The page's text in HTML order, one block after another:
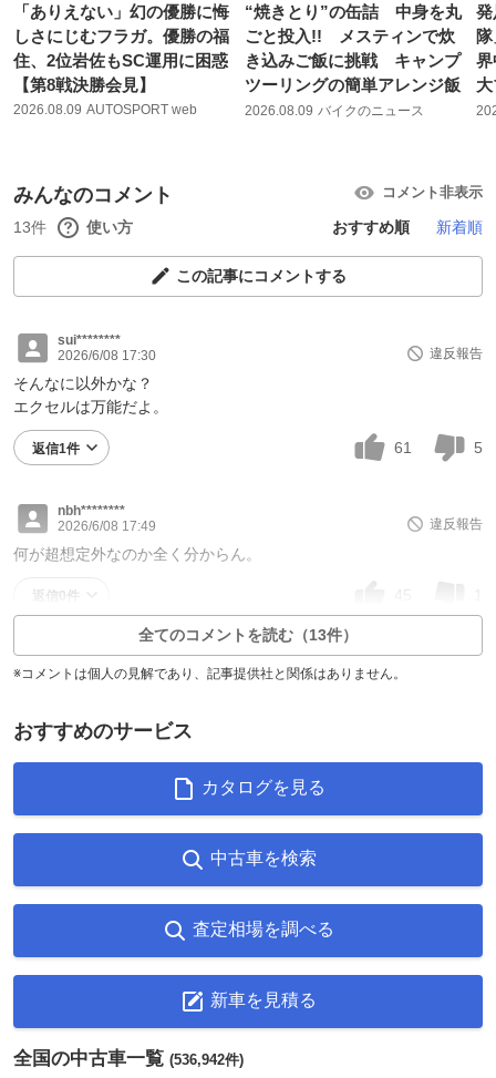
「ありえない」幻の優勝に悔
しさにじむフラガ。優勝の福
住、2位岩佐もSC運用に困惑
【第8戦決勝会見】
2026.08.09 AUTOSPORT web
“焼きとり”の缶詰 中身を丸
ごと投入!! メスティンで炊
き込みご飯に挑戦 キャンプ
ツーリングの簡単アレンジ飯
2026.08.09 バイクのニュース
発
みんなのコメント コメント非表示
13件 使い方 おすすめ順 新着順
この記事にコメントする
sui********
2026/6/08 17:30
違反報告
そんなに以外かな？
エクセルは万能だよ。
返信1件 61 5
nbh********
2026/6/08 17:49
違反報告
何が超想定外なのか全く分からん。
返信0件 45
全てのコメントを読む（13件）
※コメントは個人の見解であり、記事提供社と関係はありません。
おすすめのサービス
カタログを見る
中古車を検索
査定相場を調べる
新車を見積る
全国の中古車一覧 (536,942件)